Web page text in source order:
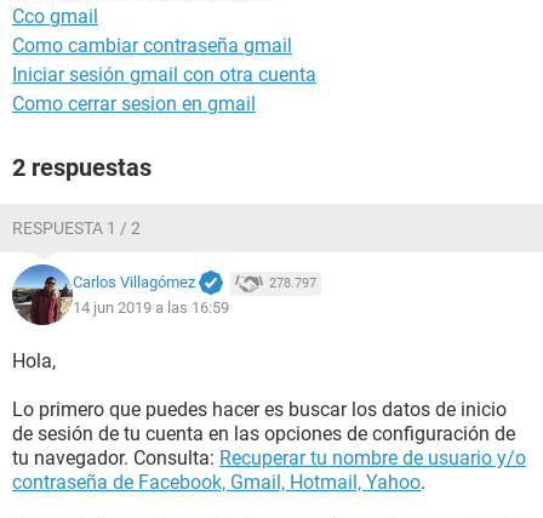
Cco gmail
Como cambiar contraseña gmail
Iniciar sesión gmail con otra cuenta
Como cerrar sesion en gmail
2 respuestas
RESPUESTA 1 / 2
Carlos Villagómez 278.797
14 jun 2019 a las 16:59
Hola,
Lo primero que puedes hacer es buscar los datos de inicio
de sesión de tu cuenta en las opciones de configuración de
tu navegador. Consulta: Recuperar tu nombre de usuario y/o
contraseña de Facebook, Gmail, Hotmail, Yahoo.